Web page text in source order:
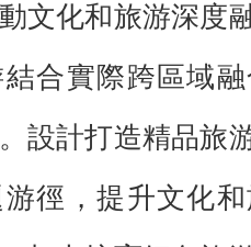
化和旅游深度
結合實際跨區域
設計打造精品旅
徑，提升文化